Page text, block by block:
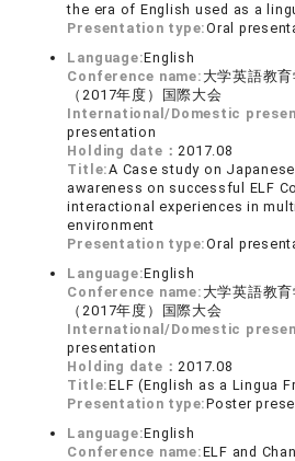
the era of English used as a
Presentation type:Oral
Language:English
Conference name: 大学英語教
（2017年度）国際大会
International/Domestic
presentation
Holding date：2017.08
Title:A Case study on
awareness on successful ELF
interactional experiences in
environment
Presentation type:Oral
Language:English
Conference name: 大学英語教
（2017年度）国際大会
International/Domestic
presentation
Holding date：2017.08
Title:ELF (English as a Lingua
Presentation type:Poster
Language:English
Conference name:ELF and